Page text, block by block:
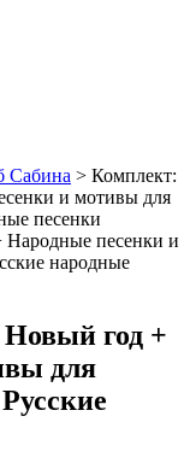
Сабина > Комплект:
и мотивы для
песенки
год +
для